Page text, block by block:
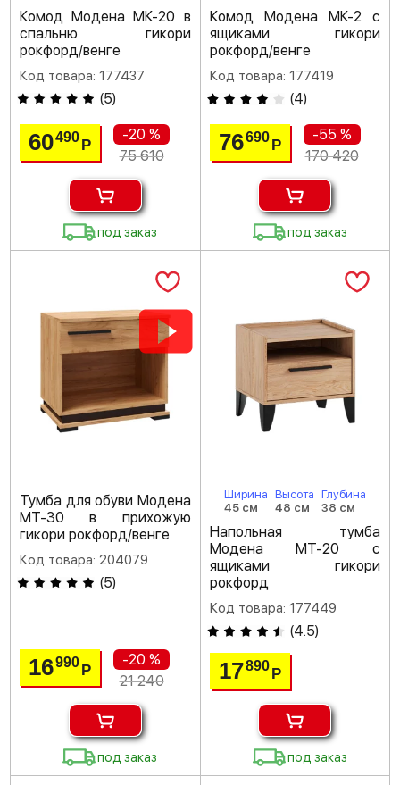
Комод Модена МК-20 в
спальню гикори
рокфорд/венге
Код товара: 177437
(5)
60490Р
-20 %
75 610
под заказ
Комод Модена МК-2 с
ящиками гикори
рокфорд/венге
Код товара: 177419
(4)
76690 Р
-55 %
170 420
под заказ
Тумба для обуви Модена
МТ-30 в прихожую
гикори рокфорд/венге
Код товара: 204079
(5)
16990Р
-20 %
21 240
под заказ
Ширина
45 см
Высота
48 см
Глубина
38 см
Напольная тумба
Модена МТ-20 с
ящиками гикори
рокфорд
Код товара: 177449
(4.5)
17890 Р
под заказ